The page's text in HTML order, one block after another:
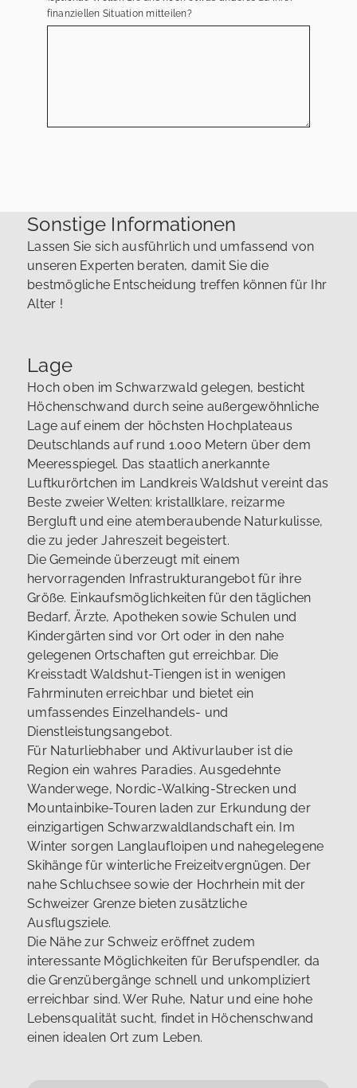
finanziellen Situation mitteilen?
Sonstige Informationen
Lassen Sie sich ausführlich und umfassend von
unseren Experten beraten, damit Sie die
bestmögliche Entscheidung treffen können für Ihr
Alter !
Lage
Hoch oben im Schwarzwald gelegen, besticht
Höchenschwand durch seine außergewöhnliche
Lage auf einem der höchsten Hochplateaus
Deutschlands auf rund 1.000 Metern über dem
Meeresspiegel. Das staatlich anerkannte
Luftkurörtchen im Landkreis Waldshut vereint das
Beste zweier Welten: kristallklare, reizarme
Bergluft und eine atemberaubende Naturkulisse,
die zu jeder Jahreszeit begeistert.
Die Gemeinde überzeugt mit einem
hervorragenden Infrastrukturangebot für ihre
Größe. Einkaufsmöglichkeiten für den täglichen
Bedarf, Ärzte, Apotheken sowie Schulen und
Kindergärten sind vor Ort oder in den nahe
gelegenen Ortschaften gut erreichbar. Die
Kreisstadt Waldshut-Tiengen ist in wenigen
Fahrminuten erreichbar und bietet ein
umfassendes Einzelhandels- und
Dienstleistungsangebot.
Für Naturliebhaber und Aktivurlauber ist die
Region ein wahres Paradies. Ausgedehnte
Wanderwege, Nordic-Walking-Strecken und
Mountainbike-Touren laden zur Erkundung der
einzigartigen Schwarzwaldlandschaft ein. Im
Winter sorgen Langlaufloipen und nahegelegene
Skihänge für winterliche Freizeitvergnügen. Der
nahe Schluchsee sowie der Hochrhein mit der
Schweizer Grenze bieten zusätzliche
Ausflugsziele.
Die Nähe zur Schweiz eröffnet zudem
interessante Möglichkeiten für Berufspendler, da
die Grenzübergänge schnell und unkompliziert
erreichbar sind. Wer Ruhe, Natur und eine hohe
Lebensqualität sucht, findet in Höchenschwand
einen idealen Ort zum Leben.